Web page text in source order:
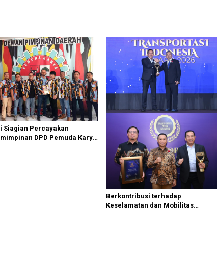
Siagian Percayakan
DPD Pemuda Karya
Berkontribusi terhadap
Keselamatan dan Mobilitas